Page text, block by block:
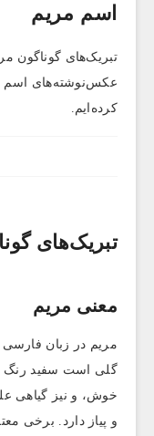
اسم مریم
تبریک‌های گوناگون
عکس‌نوشته‌های اسم
کرده‌ایم.
تبریک‌های
معنی مریم
مریم در زبان
گلی است سفید رنگ
خوش، و نیز گیاهی